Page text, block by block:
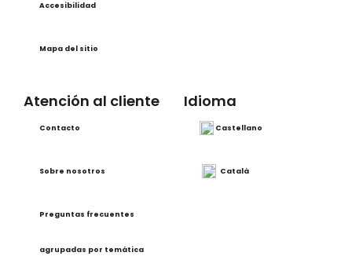
Accesibilidad
Mapa del sitio
Atención al cliente
Contacto
Sobre nosotros
Preguntas frecuentes
agrupadas por temática
Idioma
Castellano
Català